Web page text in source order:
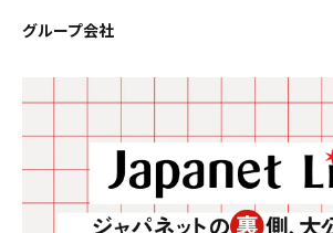
グループ会社